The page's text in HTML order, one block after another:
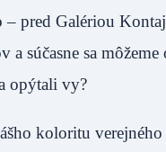
pred Galériou
súčasne sa
opýtali vy?
koloritu